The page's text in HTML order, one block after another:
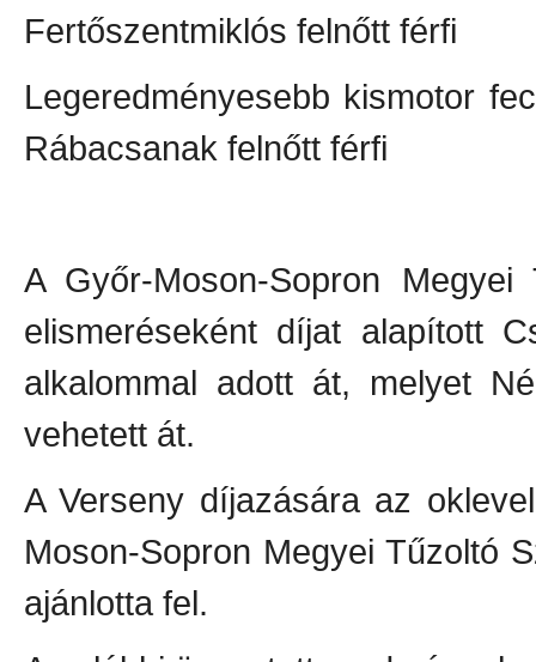
Fertőszentmiklós felnőtt férfi
Legeredményesebb
Rábacsanak felnőtt férfi
A Győr-Moson-Sopron
elismeréseként díjat alapított
alkalommal adott át, melyet
vehetett át.
A Verseny díjazására az
Moson-Sopron Megyei Tűzoltó
ajánlotta fel.